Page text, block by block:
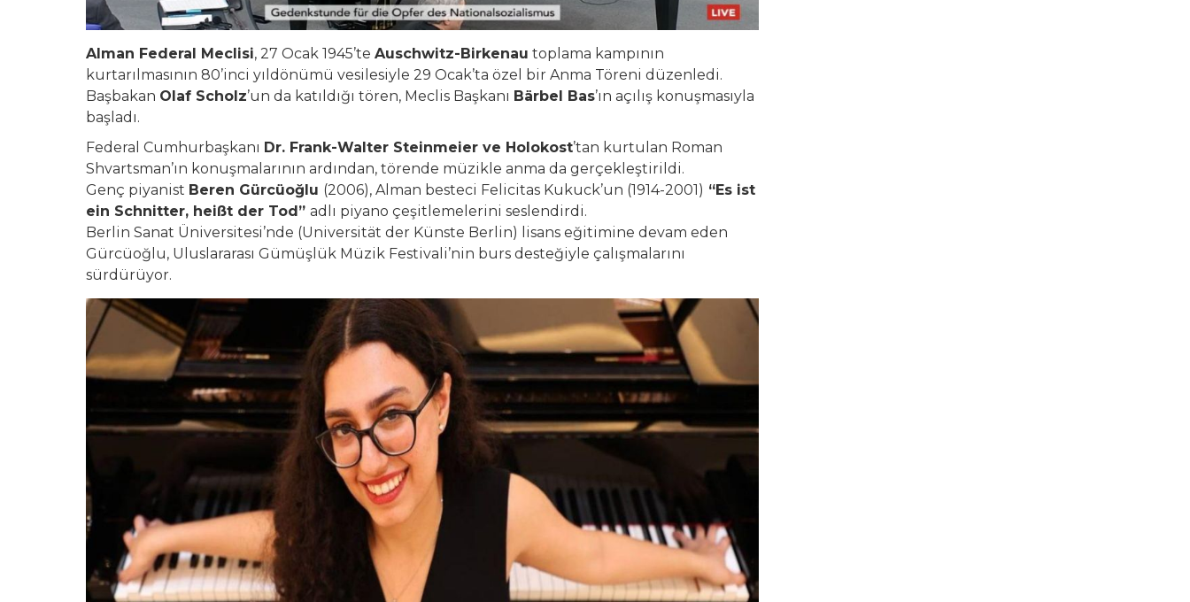
Alman Federal Meclisi, 27 Ocak 1945’te Auschwitz-Birkenau toplama kampının
kurtarılmasının 80’inci yıldönümü vesilesiyle 29 Ocak’ta özel bir Anma Töreni düzenledi.
Başbakan Olaf Scholz’un da katıldığı tören, Meclis Başkanı Bärbel Bas’ın açılış konuşmasıyla
başladı.
Federal Cumhurbaşkanı Dr. Frank-Walter Steinmeier ve Holokost’tan kurtulan Roman
Shvartsman’ın konuşmalarının ardından, törende müzikle anma da gerçekleştirildi.
Genç piyanist Beren Gürcüoğlu (2006), Alman besteci Felicitas Kukuck’un (1914-2001) “Es ist
ein Schnitter, heißt der Tod” adlı piyano çeşitlemelerini seslendirdi.
Berlin Sanat Üniversitesi’nde (Universität der Künste Berlin) lisans eğitimine devam eden
Gürcüoğlu, Uluslararası Gümüşlük Müzik Festivali’nin burs desteğiyle çalışmalarını
sürdürüyor.